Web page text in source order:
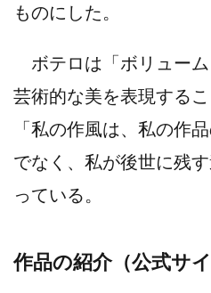
ものにした。
ボテロは「ボリューム
芸術的な美を表現するこ
「私の作風は、私の作
でなく、私が後世に残
っている。
作品の紹介（公式サイ